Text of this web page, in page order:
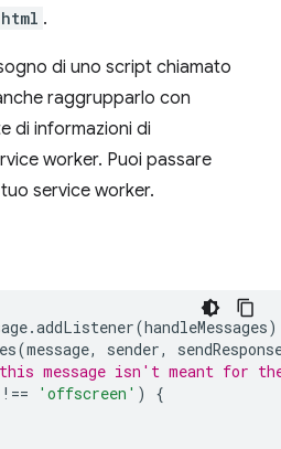
.
di uno script chiamato
raggrupparlo con
di informazioni di
worker. Puoi passare
service worker.
.addListener(handleMessages
(message, sender,
message isn't meant for the
!== 'offscreen' )
{